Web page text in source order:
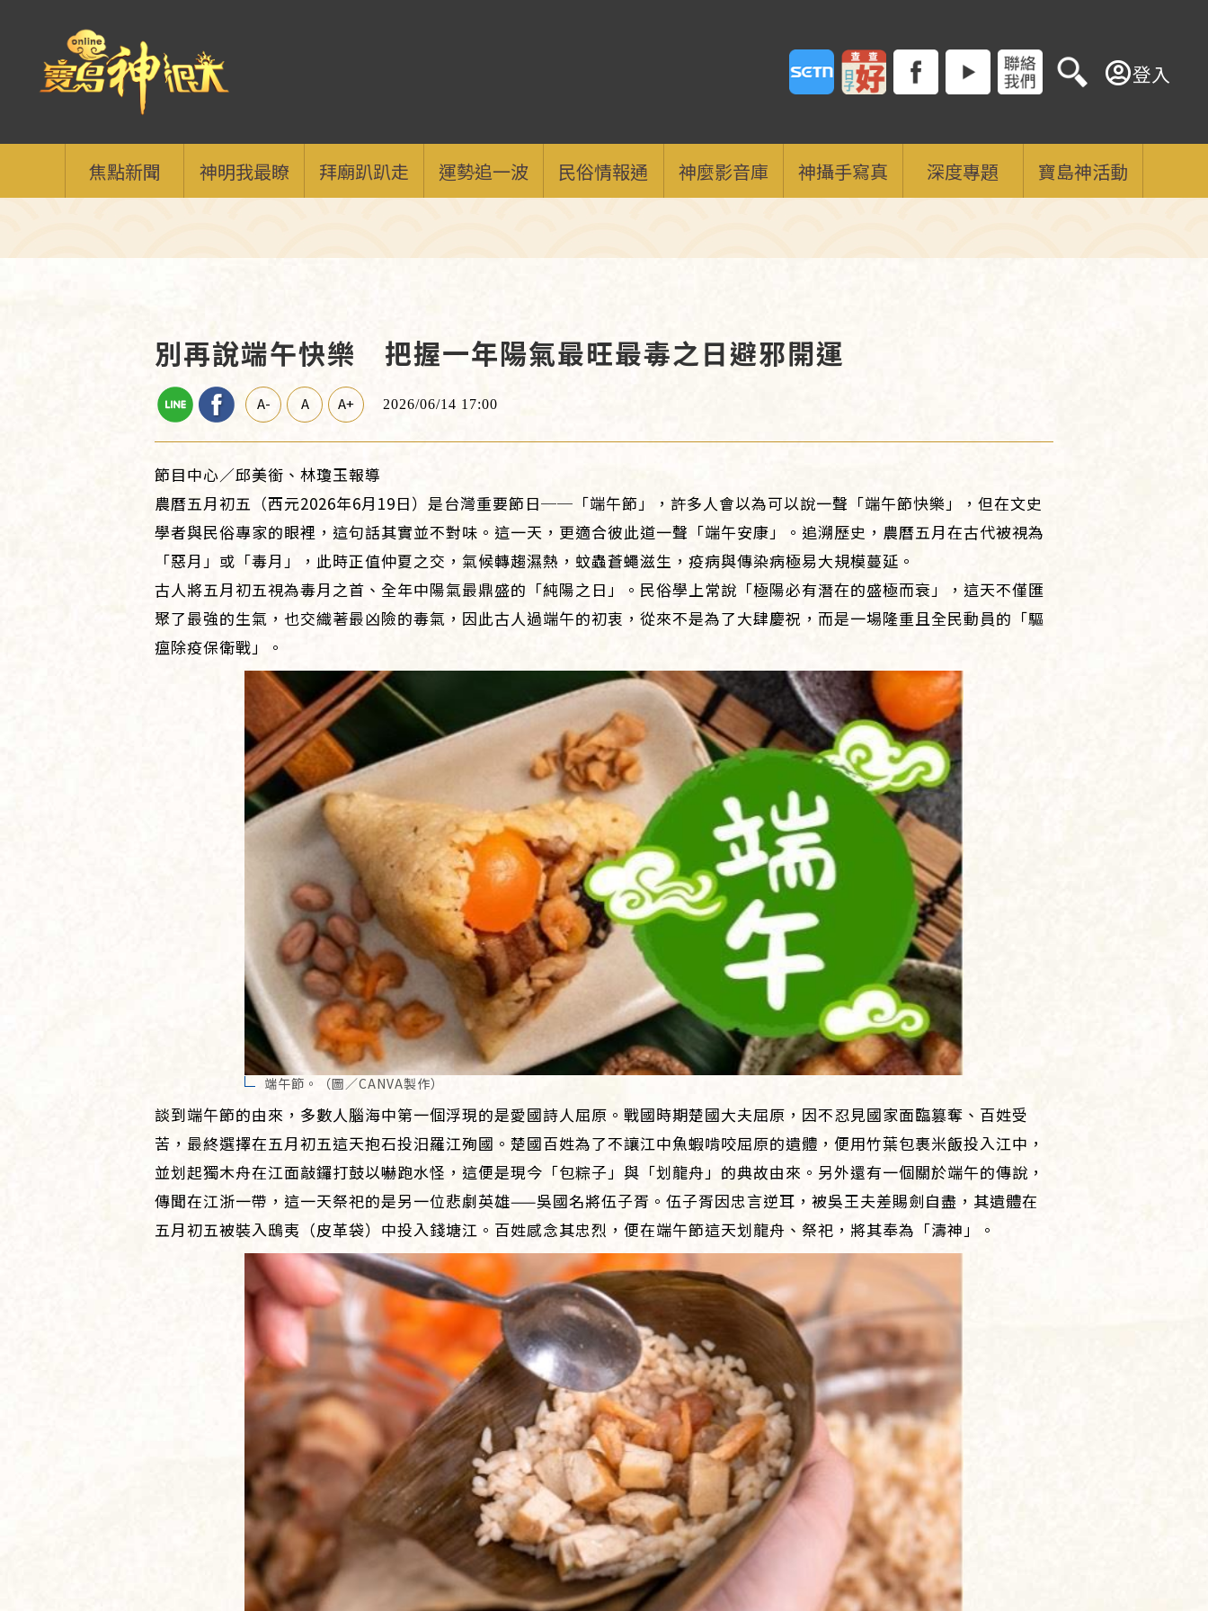
登入
焦點新聞 神明我最瞭 拜廟趴趴走 運勢追一波 民俗情報通 神麼影音庫 神攝手寫真 深度專題 寶島神活動
別再說端午快樂 把握一年陽氣最旺最毒之日避邪開運
A- A A+ 2026/06/14 17:00
節目中心／邱美銜、林瓊玉報導
農曆五月初五（西元2026年6月19日）是台灣重要節日──「端午節」，許多人會以為可以說一聲「端午節快樂」，但在文史
學者與民俗專家的眼裡，這句話其實並不對味。這一天，更適合彼此道一聲「端午安康」。追溯歷史，農曆五月在古代被視為
「惡月」或「毒月」，此時正值仲夏之交，氣候轉趨濕熱，蚊蟲蒼蠅滋生，疫病與傳染病極易大規模蔓延。
古人將五月初五視為毒月之首、全年中陽氣最鼎盛的「純陽之日」。民俗學上常說「極陽必有潛在的盛極而衰」，這天不僅匯
聚了最強的生氣，也交織著最凶險的毒氣，因此古人過端午的初衷，從來不是為了大肆慶祝，而是一場隆重且全民動員的「驅
瘟除疫保衛戰」。
端午節。（圖／CANVA製作）
談到端午節的由來，多數人腦海中第一個浮現的是愛國詩人屈原。戰國時期楚國大夫屈原，因不忍見國家面臨篡奪、百姓受
苦，最終選擇在五月初五這天抱石投汨羅江殉國。楚國百姓為了不讓江中魚蝦啃咬屈原的遺體，便用竹葉包裹米飯投入江中，
並划起獨木舟在江面敲鑼打鼓以嚇跑水怪，這便是現今「包粽子」與「划龍舟」的典故由來。另外還有一個關於端午的傳說，
傳聞在江浙一帶，這一天祭祀的是另一位悲劇英雄——吳國名將伍子胥。伍子胥因忠言逆耳，被吳王夫差賜劍自盡，其遺體在
五月初五被裝入鴟夷（皮革袋）中投入錢塘江。百姓感念其忠烈，便在端午節這天划龍舟、祭祀，將其奉為「濤神」。